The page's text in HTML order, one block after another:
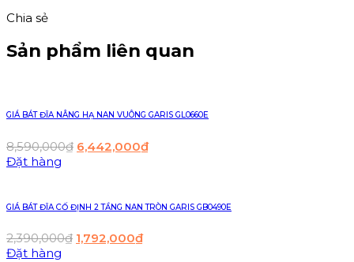
Chia sẻ
Sản phẩm liên quan
GIÁ BÁT ĐĨA NÂNG HẠ NAN VUÔNG GARIS GL0660E
8,590,000₫ 6,442,000₫
Đặt hàng
GIÁ BÁT ĐĨA CỐ ĐỊNH 2 TẦNG NAN TRÒN GARIS GB0490E
2,390,000₫ 1,792,000₫
Đặt hàng